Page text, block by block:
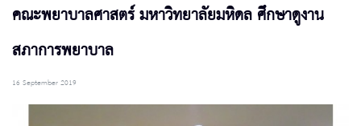
คณะพยาบาลศาสตร์ มหาวิทยาลัยมหิดล ศึกษาดูงาน
สภาการพยาบาล
16 September 2019